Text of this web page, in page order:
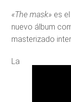
«The mask»es el
nuevo álbum
masterizado
La